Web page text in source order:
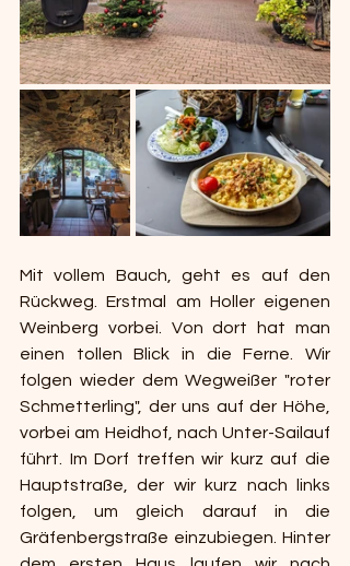
Mit vollem Bauch, geht es auf den
Rückweg. Erstmal am Holler eigenen
Weinberg vorbei. Von dort hat man
einen tollen Blick in die Ferne. Wir
folgen wieder dem Wegweißer "roter
Schmetterling", der uns auf der Höhe,
vorbei am Heidhof, nach Unter-Sailauf
führt. Im Dorf treffen wir kurz auf die
Hauptstraße, der wir kurz nach links
folgen, um gleich darauf in die
Gräfenbergstraße einzubiegen. Hinter